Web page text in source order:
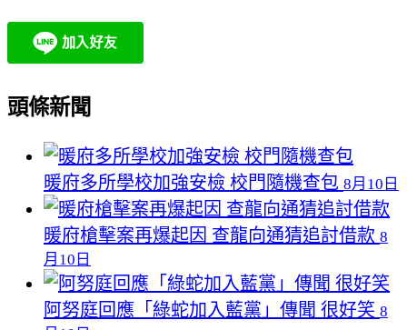
頭條新聞
暖府多所學校加強安檢 校門隨機查包 8月10日
暖府槍擊案再爆起因 查龍向通猜追討借款 8
月10日
阿努庭回應「綠蛇加入藍黨」傳聞 很好笑 8